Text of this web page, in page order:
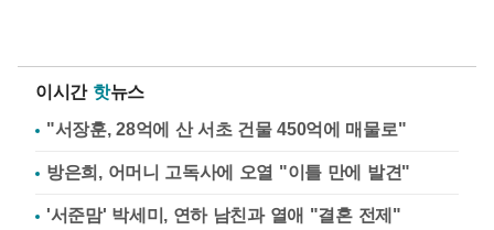
이시간 핫뉴스
"서장훈, 28억에 산 서초 건물 450억에 매물로"
방은희, 어머니 고독사에 오열 "이틀 만에 발견"
'서준맘' 박세미, 연하 남친과 열애 "결혼 전제"